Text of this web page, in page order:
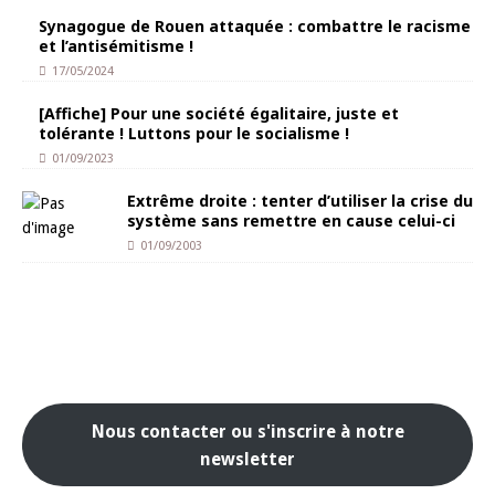
Synagogue de Rouen attaquée : combattre le racisme
et l’antisémitisme !
17/05/2024
[Affiche] Pour une société égalitaire, juste et
tolérante ! Luttons pour le socialisme !
01/09/2023
Extrême droite : tenter d’utiliser la crise du
système sans remettre en cause celui-ci
01/09/2003
Nous contacter ou s'inscrire à notre
newsletter